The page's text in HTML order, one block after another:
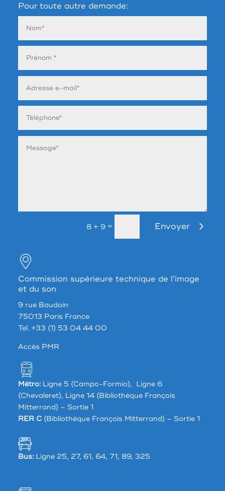
Pour toute autre demande:
8 + 9 = Envoyer
Commission supérieure technique de l’image
et du son
9 rue Baudoin
75013 Paris France
Tel. +33 (1) 53 04 44 00
Accés PMR
Métro:Ligne 5 (Campo-Formio), Ligne 6
(Chevaleret), Ligne 14 (Bibliothèque François
Mitterrand) – Sortie 1
RER C(Bibliothèque François Mitterrand) – Sortie 1
Bus:Ligne 25, 27, 61, 64, 71, 89, 325